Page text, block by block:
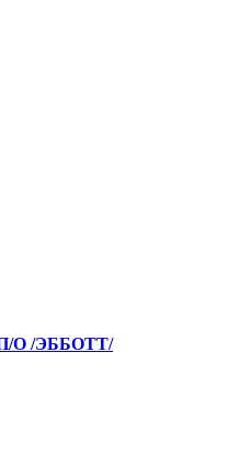
О /ЭББОТТ/